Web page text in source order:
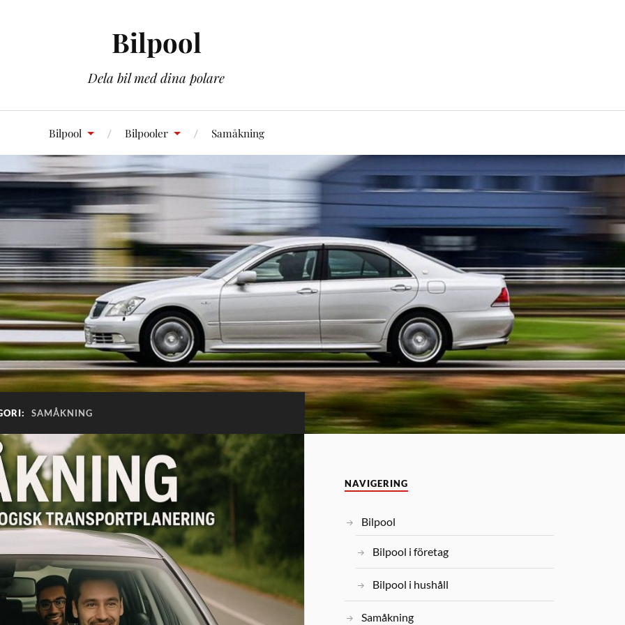
Bilpool
Dela bil med dina polare
Bilpool Bilpooler Samåkning
SAMÅKNING
NAVIGERING
Bilpool
Bilpool i företag
Bilpool i hushåll
Samåkning